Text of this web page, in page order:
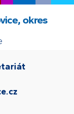
okres